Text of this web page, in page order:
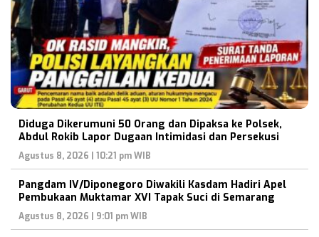
Diduga Dikerumuni 50 Orang dan Dipaksa ke Polsek,
Abdul Rokib Lapor Dugaan Intimidasi dan Persekusi
Agustus 8, 2026 | 10:21 pm WIB
Pangdam IV/Diponegoro Diwakili Kasdam Hadiri Apel
Pembukaan Muktamar XVI Tapak Suci di Semarang
Agustus 8, 2026 | 9:01 pm WIB